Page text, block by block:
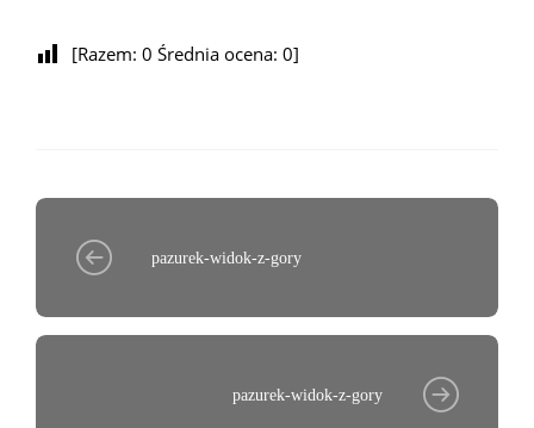
[Razem: 0 Średnia ocena: 0]
pazurek-widok-z-gory
pazurek-widok-z-gory